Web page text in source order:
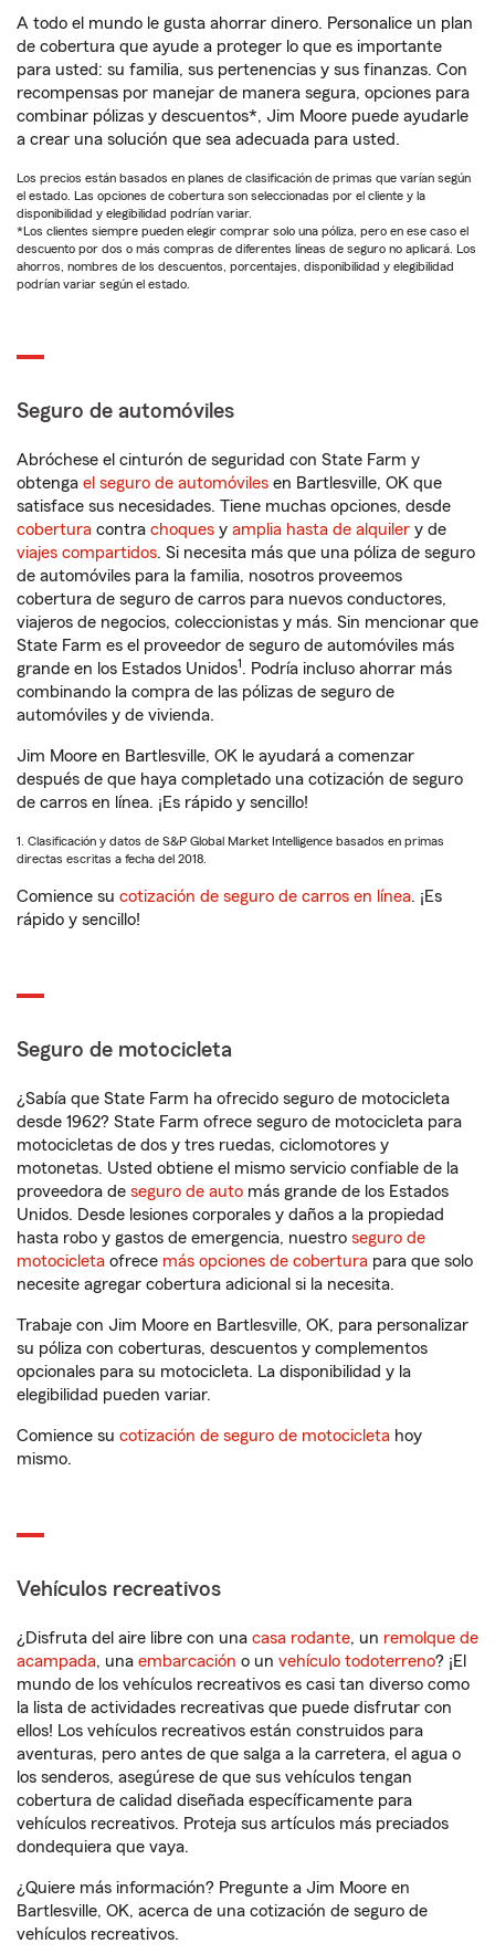
A todo el mundo le gusta ahorrar dinero. Personalice un plan
de cobertura que ayude a proteger lo que es importante
para usted: su familia, sus pertenencias y sus finanzas. Con
recompensas por manejar de manera segura, opciones para
combinar pólizas y descuentos*, Jim Moore puede ayudarle
a crear una solución que sea adecuada para usted.
Los precios están basados en planes de clasificación de primas que varían según
el estado. Las opciones de cobertura son seleccionadas por el cliente y la
disponibilidad y elegibilidad podrían variar.
*Los clientes siempre pueden elegir comprar solo una póliza, pero en ese caso el
descuento por dos o más compras de diferentes líneas de seguro no aplicará. Los
ahorros, nombres de los descuentos, porcentajes, disponibilidad y elegibilidad
podrían variar según el estado.
Seguro de automóviles
Abróchese el cinturón de seguridad con State Farm y
obtenga el seguro de automóviles en Bartlesville, OK que
satisface sus necesidades. Tiene muchas opciones, desde
cobertura contra choques y amplia hasta de alquiler y de
viajes compartidos. Si necesita más que una póliza de seguro
de automóviles para la familia, nosotros proveemos
cobertura de seguro de carros para nuevos conductores,
viajeros de negocios, coleccionistas y más. Sin mencionar que
State Farm es el proveedor de seguro de automóviles más
grande en los Estados Unidos1. Podría incluso ahorrar más
combinando la compra de las pólizas de seguro de
automóviles y de vivienda.
Jim Moore en Bartlesville, OK le ayudará a comenzar
después de que haya completado una cotización de seguro
de carros en línea. ¡Es rápido y sencillo!
1. Clasificación y datos de S&P Global Market Intelligence basados en primas
directas escritas a fecha del 2018.
Comience su cotización de seguro de carros en línea. ¡Es
rápido y sencillo!
Seguro de motocicleta
¿Sabía que State Farm ha ofrecido seguro de motocicleta
desde 1962? State Farm ofrece seguro de motocicleta para
motocicletas de dos y tres ruedas, ciclomotores y
motonetas. Usted obtiene el mismo servicio confiable de la
proveedora de seguro de auto más grande de los Estados
Unidos. Desde lesiones corporales y daños a la propiedad
hasta robo y gastos de emergencia, nuestro seguro de
motocicleta ofrece más opciones de cobertura para que solo
necesite agregar cobertura adicional si la necesita.
Trabaje con Jim Moore en Bartlesville, OK, para personalizar
su póliza con coberturas, descuentos y complementos
opcionales para su motocicleta. La disponibilidad y la
elegibilidad pueden variar.
Comience su cotización de seguro de motocicleta hoy
mismo.
Vehículos recreativos
¿Disfruta del aire libre con una casa rodante, un remolque de
acampada, una embarcación o un vehículo todoterreno? ¡El
mundo de los vehículos recreativos es casi tan diverso como
la lista de actividades recreativas que puede disfrutar con
ellos! Los vehículos recreativos están construidos para
aventuras, pero antes de que salga a la carretera, el agua o
los senderos, asegúrese de que sus vehículos tengan
cobertura de calidad diseñada específicamente para
vehículos recreativos. Proteja sus artículos más preciados
dondequiera que vaya.
¿Quiere más información? Pregunte a Jim Moore en
Bartlesville, OK, acerca de una cotización de seguro de
vehículos recreativos.